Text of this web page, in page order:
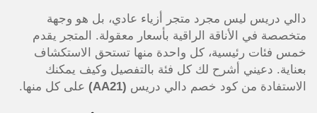
دالي دريس ليس مجرد متجر أزياء عادي، بل هو وجهة
متخصصة في الأناقة الراقية بأسعار معقولة. المتجر يقدم
خمس فئات رئيسية، كل واحدة منها تستحق الاستكشاف
بعناية. دعيني أشرح لك كل فئة بالتفصيل وكيف يمكنك
الاستفادة من كود خصم دالي دريس (AA21) على كل منها.